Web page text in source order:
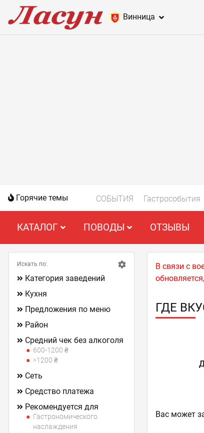
Винница
Горячие темы СОБЫТИЯ Гастрособытия
КАТАЛОГ ПОВОДЫ ОТЗЫВЫ
В связи с
ГДЕ
Искать по:
Категория заведений
Кухня
Предложения по меню
Район
Средний чек без алкоголя
600-1200 ₴
>1200 ₴
Сеть
Средство платежа
Рекомендуется для
Гастрономического
наслаждения
Ваc может